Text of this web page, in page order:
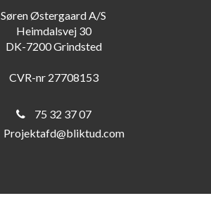
Søren Østergaard A/S
Heimdalsvej 30
DK-7200 Grindsted
CVR-nr 27708153
75 32 37 07
Projektafd@bliktud.com